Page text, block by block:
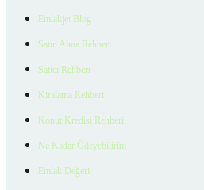
Emlakjet Blog
Satın Alma Rehberi
Satıcı Rehberi
Kiralama Rehberi
Konut Kredisi Rehberi
Ne Kadar Ödeyebilirim
Emlak Değeri